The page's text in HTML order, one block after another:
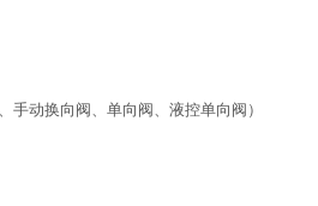
动换向阀、单向阀、液控单向阀）